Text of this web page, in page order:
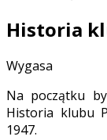
Historia
Wygasa
Na początku
Historia klubu
1947.